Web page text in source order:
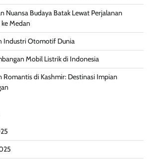
Nuansa Budaya Batak Lewat Perjalanan
Medan
Industri Otomotif Dunia
Mobil Listrik di Indonesia
Romantis di Kashmir: Destinasi Impian